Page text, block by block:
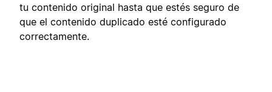
tu contenido original hasta que estés seguro de
que el contenido duplicado esté configurado
correctamente.